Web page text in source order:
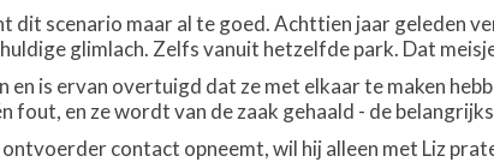
dit scenario maar al te goed. Achttien jaar geleden
glimlach. Zelfs vanuit hetzelfde park. Dat
is ervan overtuigd dat ze met elkaar te maken
fout, en ze wordt van de zaak gehaald - de
contact opneemt, wil hij alleen met Liz